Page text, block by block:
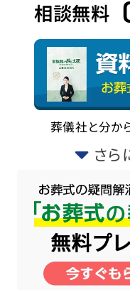
相談無料
葬儀社と分か
さら